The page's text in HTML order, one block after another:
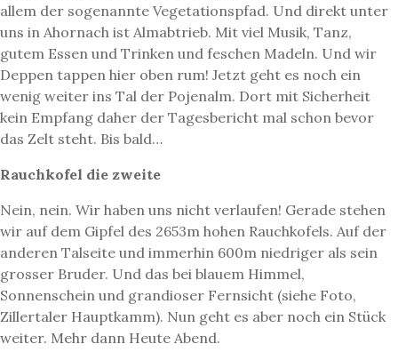
allem der sogenannte Vegetationspfad. Und direkt unter
uns in Ahornach ist Almabtrieb. Mit viel Musik, Tanz,
gutem Essen und Trinken und feschen Madeln. Und wir
Deppen tappen hier oben rum! Jetzt geht es noch ein
wenig weiter ins Tal der Pojenalm. Dort mit Sicherheit
kein Empfang daher der Tagesbericht mal schon bevor
das Zelt steht. Bis bald…
Rauchkofel die zweite
Nein, nein. Wir haben uns nicht verlaufen! Gerade stehen
wir auf dem Gipfel des 2653m hohen Rauchkofels. Auf der
anderen Talseite und immerhin 600m niedriger als sein
grosser Bruder. Und das bei blauem Himmel,
Sonnenschein und grandioser Fernsicht (siehe Foto,
Zillertaler Hauptkamm). Nun geht es aber noch ein Stück
weiter. Mehr dann Heute Abend.